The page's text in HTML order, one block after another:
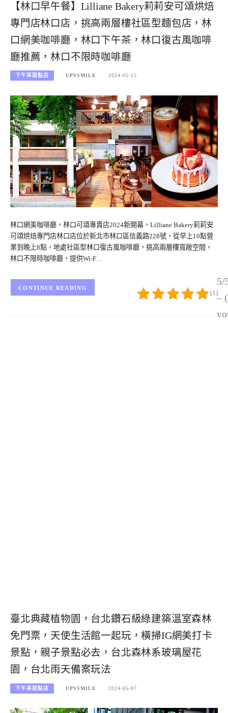
【林口早午餐】Lilliane Bakery莉莉安可頌烘焙
專門店林口店，挑高兩層樓社區型麵包店，林
口網美咖啡廳，林口下午茶，林口復古風咖啡
廳推薦，林口不限時咖啡廳
下午茶甜點店 UPSSMILE 2024-05-15
林口網美咖啡廳，林口可頌專賣店2024新開幕，Lilliane Bakery莉莉安
可頌烘焙專門店林口店位於新北市林口區信義路228號，從早上10點營
業到晚上8點，地處社區型林口復古風咖啡廳，挑高兩層樓寬敞空間，
林口不限時咖啡廳，提供Wi-F…
5/
–
(1)
CONTINUE READING
臺北典藏植物園，台北鑽石級綠建築溫室森林
免門票，天使生活館一起玩，橫掃IG網美打卡
景點，親子景點必去，台北森林系玻璃屋花
園，台北雨天備案玩法
下午茶甜點店 UPSSMILE 2024-05-07